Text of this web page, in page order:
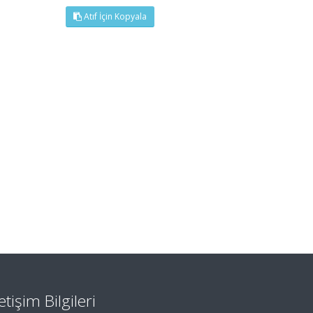
Atıf İçin Kopyala
Bilgileri